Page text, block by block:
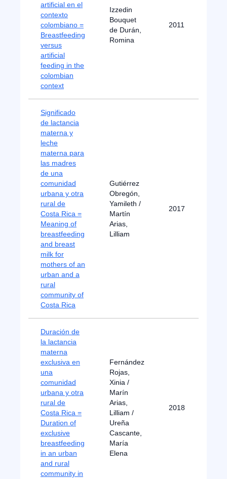
artificial en el
contexto
colombiano =
Breastfeeding
versus
artificial
feeding in the
colombian
context
Izzedin
Bouquet
de Durán,
Romina
2011
Significado
de lactancia
materna y
leche
materna para
las madres
de una
comunidad
urbana y otra
rural de
Costa Rica =
Meaning of
breastfeeding
and breast
milk for
mothers of an
urban and a
rural
community of
Costa Rica
Gutiérrez
Obregón,
Yamileth /
Martín
Arias,
Lilliam
2017
Duración de
la lactancia
materna
exclusiva en
una
comunidad
urbana y otra
rural de
Costa Rica =
Duration of
exclusive
breastfeeding
in an urban
and rural
community in
Fernández
Rojas,
Xinia /
Marín
Arias,
Lilliam /
Ureña
Cascante,
María
Elena
2018